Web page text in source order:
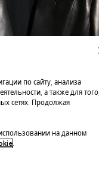
по сайту, анализа
а также для того,
сетях. Продолжая
на данном